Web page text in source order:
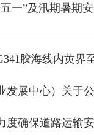
一”及汛期暑期
胶海线内黄界
发展中心）关于
度确保道路运输